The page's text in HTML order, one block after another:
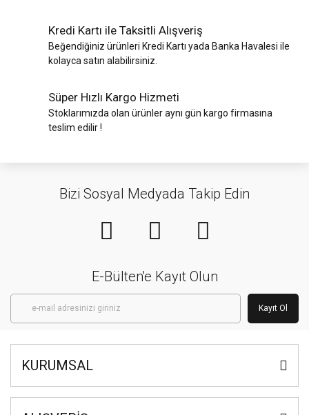
Kredi Kartı ile Taksitli Alışveriş
Beğendiğiniz ürünleri Kredi Kartı yada Banka Havalesi ile
kolayca satın alabilirsiniz.
Süper Hızlı Kargo Hizmeti
Stoklarımızda olan ürünler aynı gün kargo firmasına
teslim edilir !
Bizi Sosyal Medyada Takip Edin
E-Bülten'e Kayıt Olun
Kayıt Ol
KURUMSAL